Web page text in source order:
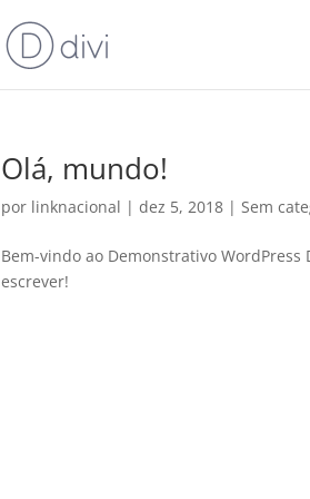
Olá, mundo!
por linknacional |dez 5, 2018 |Sem
Bem-vindo ao Demonstrativo WordPress
escrever!